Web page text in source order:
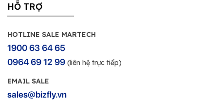
HỖ TRỢ
HOTLINE SALE MARTECH
1900 63 64 65
0964 69 12 99 (liên hệ trực tiếp)
EMAIL SALE
sales@bizfly.vn